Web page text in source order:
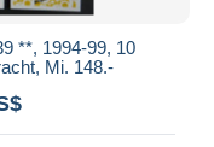
**, 1994-99, 10
Mi. 148.-